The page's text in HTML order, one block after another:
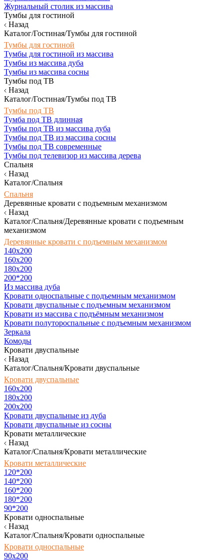
Журнальный столик из массива
Тумбы для гостиной
Назад
Каталог/Гостиная/Тумбы для гостиной
Тумбы для гостиной
Тумбы для гостиной из массива
Тумбы из массива дуба
Тумбы из массива сосны
Тумбы под ТВ
Назад
Каталог/Гостиная/Тумбы под ТВ
Тумбы под ТВ
Тумба под ТВ длинная
Тумбы под ТВ из массива дуба
Тумбы под ТВ из массива сосны
Тумбы под ТВ современные
Тумбы под телевизор из массива дерева
Спальня
Назад
Каталог/Спальня
Спальня
Деревянные кровати с подъемным механизмом
Назад
Каталог/Спальня/Деревянные кровати с подъемным
механизмом
Деревянные кровати с подъемным механизмом
140x200
160х200
180х200
200*200
Из массива дуба
Кровати односпальные с подъемным механизмом
Кровати двуспальные с подъемным механизмом
Кровати из массива с подъёмным механизмом
Кровати полутороспальные с подъемным механизмом
Зеркала
Комоды
Кровати двуспальные
Назад
Каталог/Спальня/Кровати двуспальные
Кровати двуспальные
160х200
180x200
200x200
Кровати двуспальные из дуба
Кровати двуспальные из сосны
Кровати металлические
Назад
Каталог/Спальня/Кровати металлические
Кровати металлические
120*200
140*200
160*200
180*200
90*200
Кровати односпальные
Назад
Каталог/Спальня/Кровати односпальные
Кровати односпальные
90х200